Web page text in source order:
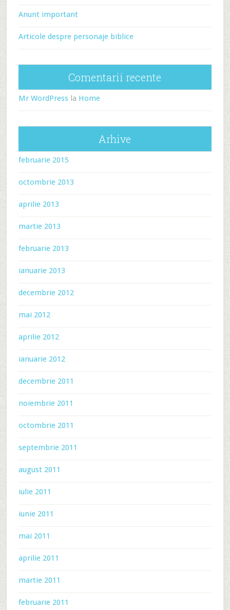
Anunt important
Articole despre personaje biblice
Comentarii recente
Mr WordPressla Home
Arhive
februarie 2015
octombrie 2013
aprilie 2013
martie 2013
februarie 2013
ianuarie 2013
decembrie 2012
mai 2012
aprilie 2012
ianuarie 2012
decembrie 2011
noiembrie 2011
octombrie 2011
septembrie 2011
august 2011
iulie 2011
iunie 2011
mai 2011
aprilie 2011
martie 2011
februarie 2011